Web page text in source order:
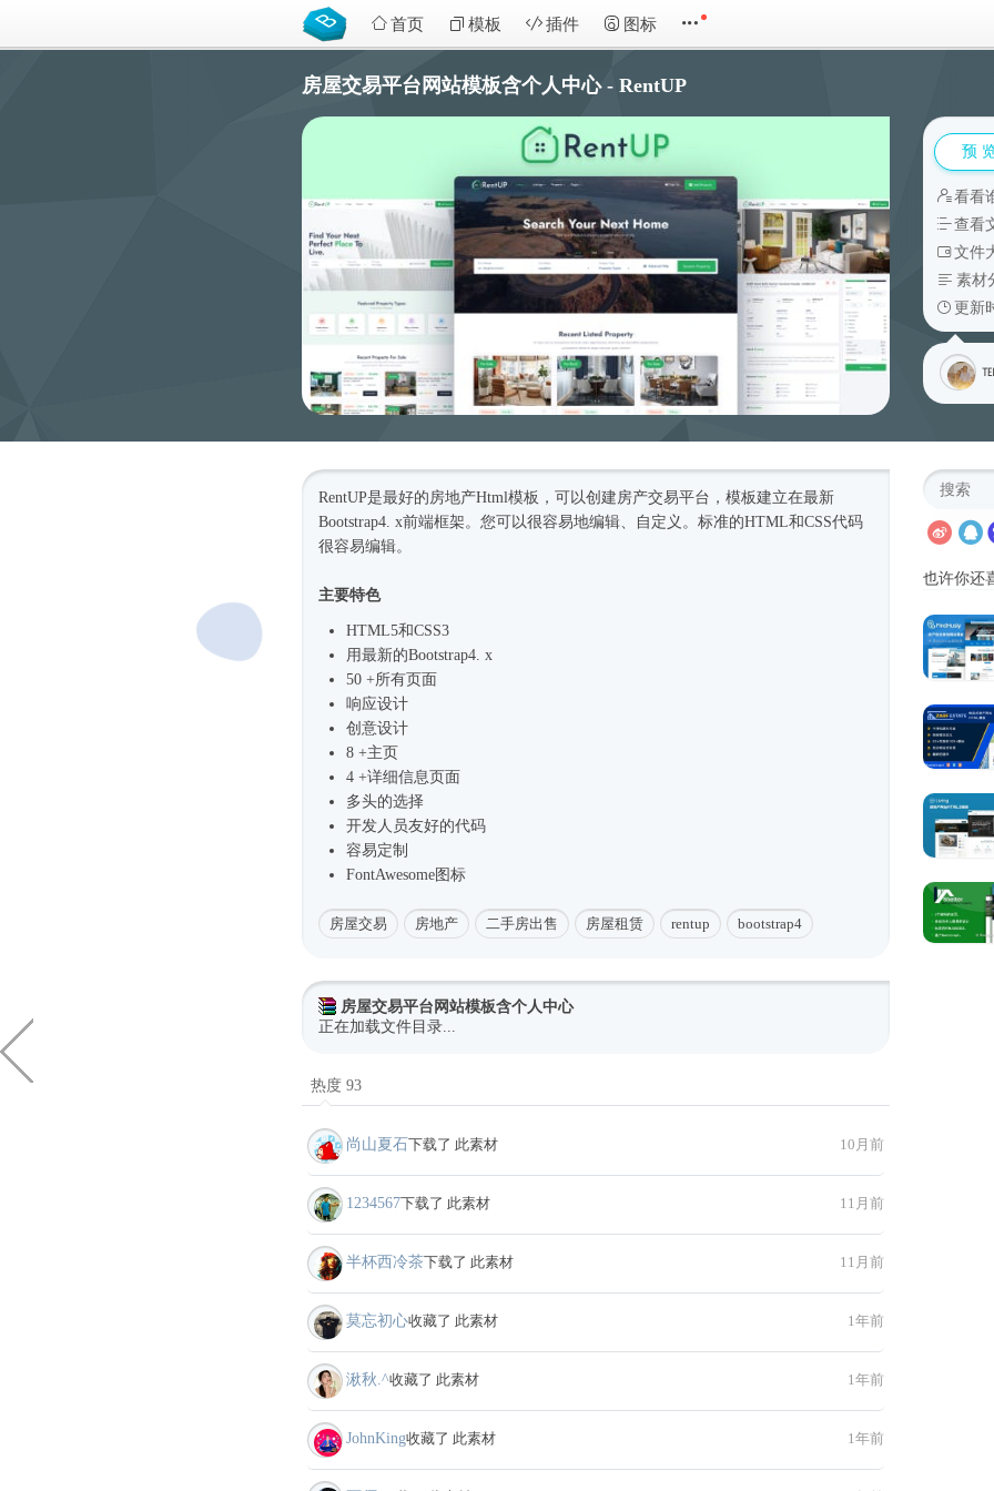
首页 模板 插件 图标
房屋交易平台网站模板含个人中心 - RentUP
预
看看
查看
文件
素材
更新
RentUP是最好的房地产Html模板 ，可以创建房产交易平台，模板建立在最新
Bootstrap4. x前端框架。您可以很容易地编辑、自定义。标准的HTML和CSS代码
很容易编辑。
主要特色
HTML5和CSS3
用最新的Bootstrap4. x
50 +所有页面
响应设计
创意设计
8 +主页
4 +详细信息页面
多头的选择
开发人员友好的代码
容易定制
FontAwesome图标
房屋交易 房地产 二手房出售 房屋租赁 rentup bootstrap4
房屋交易平台网站模板含个人中心
正在加载文件目录...
热度 93
尚山夏石下载了 此素材 10月前
1234567下载了 此素材 11月前
半杯西冷茶下载了 此素材 11月前
莫忘初心收藏了 此素材 1年前
湫秋.^收藏了 此素材 1年前
JohnKing收藏了 此素材 1年前
也许你还